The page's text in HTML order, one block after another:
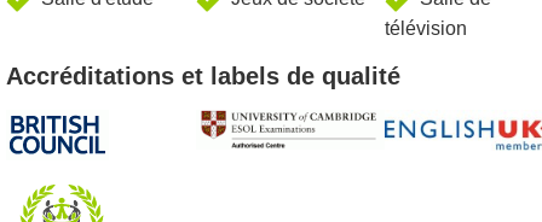
télévision
Accréditations et labels de qualité